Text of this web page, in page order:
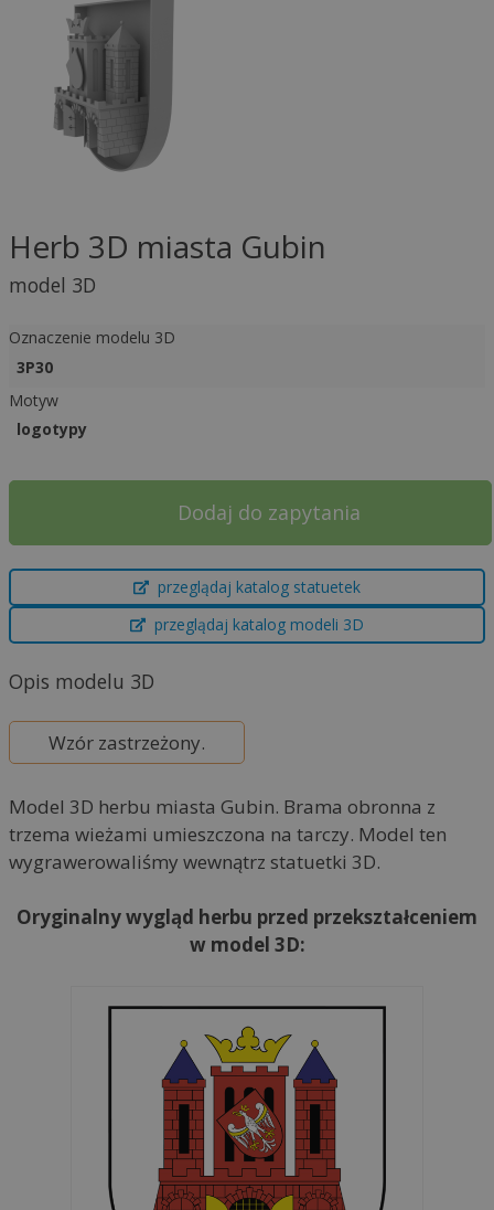
Herb 3D miasta Gubin
model 3D
Oznaczenie modelu 3D
3P30
Motyw
logotypy
Dodaj do zapytania
A
t
e
r
a
t
v
e
:
przeglądaj katalog statuetek
przeglądaj katalog modeli 3D
Opis modelu 3D
Wzór zastrzeżony.
Model 3D herbu miasta Gubin. Brama obronna z
trzema wieżami umieszczona na tarczy. Model ten
wygrawerowaliśmy wewnątrz statuetki 3D.
Oryginalny wygląd herbu przed przekształceniem
w model 3D: